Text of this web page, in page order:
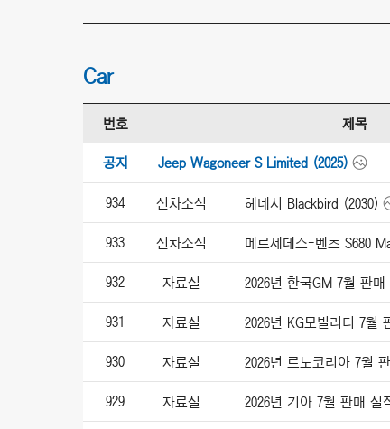
Car
번호 제목
공지 Jeep Wagoneer S Limited (2025)
934 신차소식 헤네시 Blackbird (2030)
933 신차소식 메르세데스-벤츠 S680
932 자료실 2026년 한국GM 7월 판매
931 자료실 2026년 KG모빌리티 7월
930 자료실 2026년 르노코리아 7월
929 자료실 2026년 기아 7월 판매 실